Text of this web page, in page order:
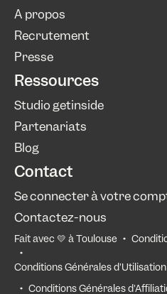
A propos
Recrutement
Presse
Ressources
Studio getinside
Partenariats
Blog
Contact
Se connecter à votre
Contactez-nous
Fait avec 💛 à Toulouse
Conditions Générales
Conditions Générales